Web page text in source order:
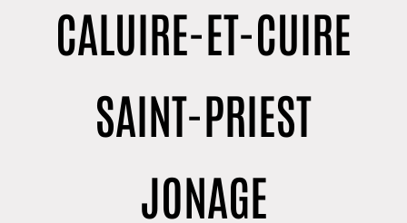
CALUIRE-ET-CUIRE
SAINT-PRIEST
JONAGE